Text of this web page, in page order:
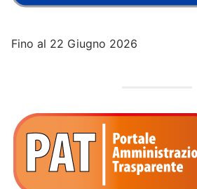
Fino al 22 Giugno 2026